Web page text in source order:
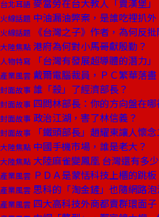
台北耳語 麥當勞在台大教人「賣漢堡」
火線話題 中油漏油弊案，是誰吃裡扒外
火線話題 《台灣之子》作者，為何反
大陸焦點 港府為何對小馬哥獻殷勤？
人物特寫 「台灣有發展超導體的潛力」
產業風雲 戴爾電腦裁員，ＰＣ繁華落盡
封面故事 誰「殺」了經濟部長？
封面故事 四問林部長：你的方向盤在哪
封面故事 政治江湖，害了林信義？
封面故事 「鐵頭部長」趙耀東讓人懷
大陸焦點 中國手機市場，誰是老大？
大陸焦點 大陸麻雀變鳳凰 台灣還有多
產業風雲 ＰＤＡ是蒙恬科技上櫃的跳板
產業風雲 思科的「淘金鏟」也隨網路泡
產業風雲 四大高科技外商都賣群環面子